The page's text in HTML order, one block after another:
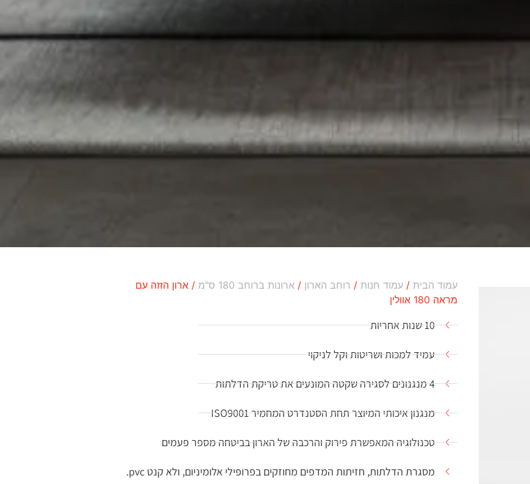
עמוד הבית/ עמוד חנות/ רוחב הארון / ארונות ברוחב 180 ס"מ
/ ארון הזזה עם
מראה 180 אוולין
10 שנות אחריות
עמיד למכות ושריטות וקל לניקוי
4 מנגנונים לסגירה שקטה המונעים את טריקת הדלתות
מנגנון איכותי המיוצר תחת הסטנדרט המחמיר ISO9001
טכנולוגיה המאפשרת פירוק והרכבה של הארון בביטחה מספר פעמים
מסגרת הדלתות, חזיתות המדפים מחוזקים בפרופילי אלומיניום, ולא קנט pvc.